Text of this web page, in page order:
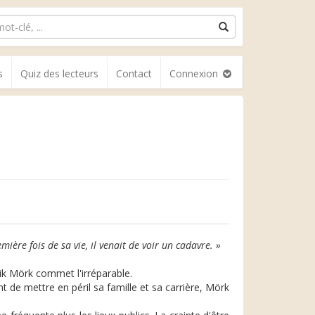
Quiz des lecteurs Contact Connexion
fois de sa vie, il venait de voir un cadavre. »
Mörk commet l'irréparable.
de mettre en péril sa famille et sa carrière, Mörk